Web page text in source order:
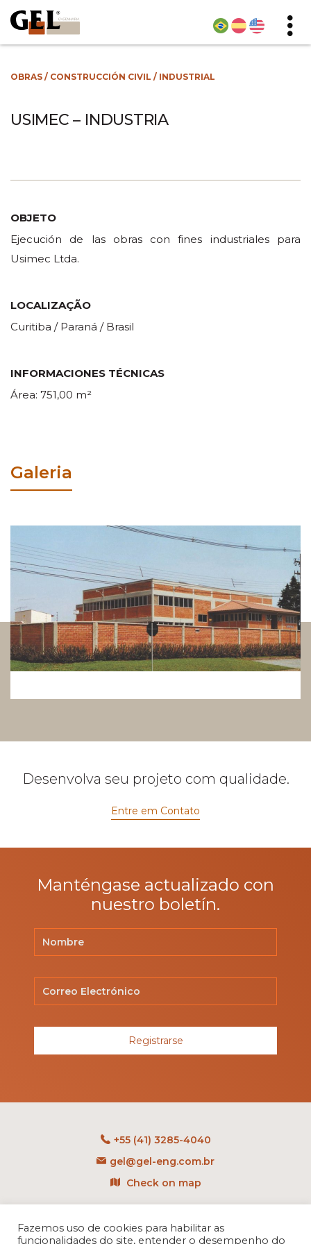
OBRAS / CONSTRUCCIÓN CIVIL / INDUSTRIAL
USIMEC – INDUSTRIA
OBJETO
Ejecución de las obras con fines industriales para
Usimec Ltda.
LOCALIZAÇÃO
Curitiba / Paraná / Brasil
INFORMACIONES TÉCNICAS
Área: 751,00 m²
Galeria
Desenvolva seu projeto com qualidade.
Entre em Contato
Manténgase actualizado con
nuestro boletín.
Registrarse
+55 (41) 3285-4040
gel@gel-eng.com.br
Check on map
CEP: 81290-060 - CIC
Curitiba - PR - Brasil
Fazemos uso de cookies para habilitar as
funcionalidades do site, entender o desempenho do